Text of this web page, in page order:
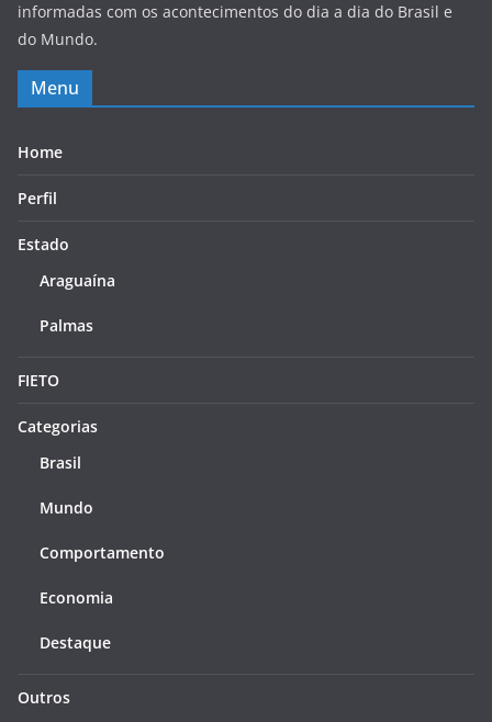
informadas com os acontecimentos do dia a dia do Brasil e
do Mundo.
Menu
Home
Perfil
Estado
Araguaína
Palmas
FIETO
Categorias
Brasil
Mundo
Comportamento
Economia
Destaque
Outros